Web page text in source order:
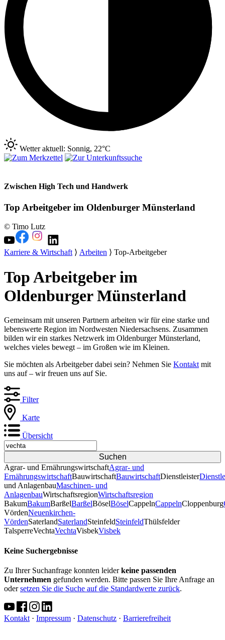
Wetter aktuell: Sonnig, 22°C
Zwischen High Tech und Handwerk
Top Arbeitgeber im Oldenburger Münsterland
© Timo Lutz
Karriere & Wirtschaft⟩ Arbeiten ⟩ Top-Arbeitgeber
Top Arbeitgeber im
Oldenburger Münsterland
Gemeinsam mit unseren Partnern arbeiten wir für eine starke und
lebenswerte Region im Nordwesten Niedersachsens. Zusammen
bilden wir ein starkes Netzwerk im Oldenburger Münsterland,
welches vieles bewegt – im Großen wie im Kleinen.
Sie möchten als Arbeitgeber dabei sein? Nehmen Sie Kontakt mit
uns auf – wir freuen uns auf Sie.
Filter
Karte
Übersicht
Agrar- und ErnährungswirtschaftAgrar- und
ErnährungswirtschaftBauwirtschaftBauwirtschaftDienstleister
und AnlagenbauMaschinen- und
AnlagenbauWirtschaftsregionWirtschaftsregion
BakumBakumBarßelBarßelBöselBöselCappelnCappelnCloppenburg
VördenNeuenkirchen-
VördenSaterlandSaterlandSteinfeldSteinfeldThülsfelder
TalsperreVechtaVechtaVisbekVisbek
Keine Suchergebnisse
Zu Ihrer Suchanfrage konnten leiderkeine passenden
Unternehmen gefunden werden. Bitte passen Sie Ihre Anfrage an
odersetzen Sie die Suche auf die Standardwerte zurück.
Kontakt · Impressum · Datenschutz · Barrierefreiheit